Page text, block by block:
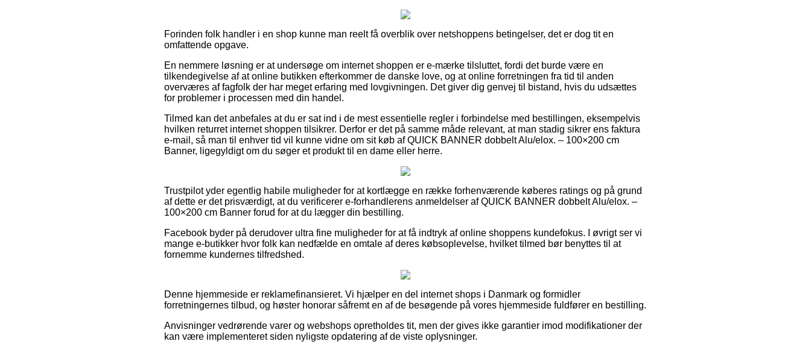
Forinden folk handler i en shop kunne man reelt få overblik over netshoppens betingelser, det er dog tit en
omfattende opgave.
En nemmere løsning er at undersøge om internet shoppen er e-mærke tilsluttet, fordi det burde være en
tilkendegivelse af at online butikken efterkommer de danske love, og at online forretningen fra tid til anden
overværes af fagfolk der har meget erfaring med lovgivningen. Det giver dig genvej til bistand, hvis du udsættes
for problemer i processen med din handel.
Tilmed kan det anbefales at du er sat ind i de mest essentielle regler i forbindelse med bestillingen, eksempelvis
hvilken returret internet shoppen tilsikrer. Derfor er det på samme måde relevant, at man stadig sikrer ens faktura
e-mail, så man til enhver tid vil kunne vidne om sit køb af QUICK BANNER dobbelt Alu/elox. – 100×200 cm
Banner, ligegyldigt om du søger et produkt til en dame eller herre.
Trustpilot yder egentlig habile muligheder for at kortlægge en række forhenværende køberes ratings og på grund
af dette er det prisværdigt, at du verificerer e-forhandlerens anmeldelser af QUICK BANNER dobbelt Alu/elox. –
100×200 cm Banner forud for at du lægger din bestilling.
Facebook byder på derudover ultra fine muligheder for at få indtryk af online shoppens kundefokus. I øvrigt ser vi
mange e-butikker hvor folk kan nedfælde en omtale af deres købsoplevelse, hvilket tilmed bør benyttes til at
fornemme kundernes tilfredshed.
Denne hjemmeside er reklamefinansieret. Vi hjælper en del internet shops i Danmark og formidler
forretningernes tilbud, og høster honorar såfremt en af de besøgende på vores hjemmeside fuldfører en bestilling.
Anvisninger vedrørende varer og webshops opretholdes tit, men der gives ikke garantier imod modifikationer der
kan være implementeret siden nyligste opdatering af de viste oplysninger.